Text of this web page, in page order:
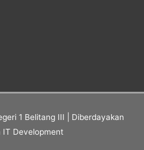
1 Belitang III | Diberdayakan
IT Development